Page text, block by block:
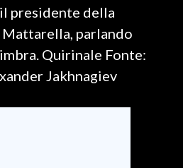
presidente della
parlando
Quirinale Fonte:
Jakhnagiev